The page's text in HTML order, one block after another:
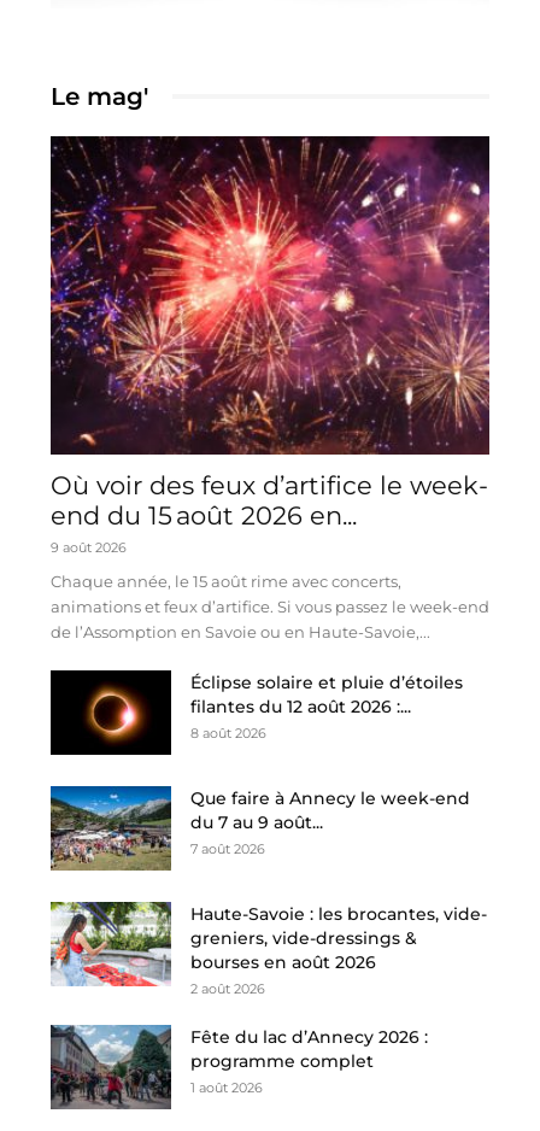
Le mag'
Où voir des feux d’artifice le week-
end du 15 août 2026 en...
9 août 2026
Chaque année, le 15 août rime avec concerts,
animations et feux d’artifice. Si vous passez le week-end
de l’Assomption en Savoie ou en Haute-Savoie,...
Éclipse solaire et pluie d’étoiles
filantes du 12 août 2026 :...
8 août 2026
Que faire à Annecy le week-end
du 7 au 9 août...
7 août 2026
Haute-Savoie : les brocantes, vide-
greniers, vide-dressings &
bourses en août 2026
2 août 2026
Fête du lac d’Annecy 2026 :
programme complet
1 août 2026